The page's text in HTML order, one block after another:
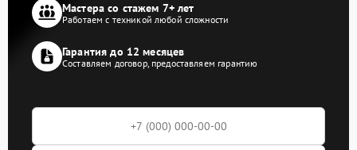
Мастера со стажем 7+ лет
Работаем с техникой любой сложности
Гарантия до 12 месяцев
Составляем договор, предоставляем гарантию